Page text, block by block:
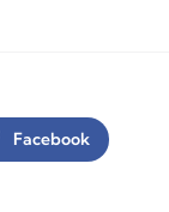
Facebook